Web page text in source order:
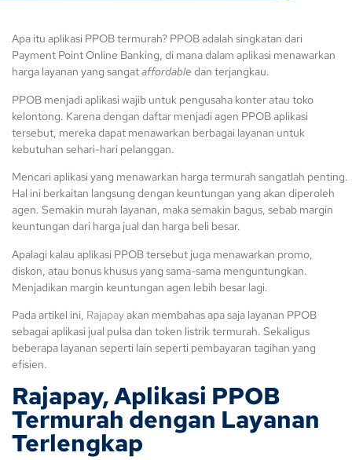
Apa itu aplikasi PPOB termurah? PPOB adalah singkatan dari
Payment Point Online Banking, di mana dalam aplikasi menawarkan
harga layanan yang sangataffordable dan terjangkau.
PPOB menjadi aplikasi wajib untuk pengusaha konter atau toko
kelontong. Karena dengan daftar menjadi agen PPOB aplikasi
tersebut, mereka dapat menawarkan berbagai layanan untuk
kebutuhan sehari-hari pelanggan.
Mencari aplikasi yang menawarkan harga termurah sangatlah penting.
Hal ini berkaitan langsung dengan keuntungan yang akan diperoleh
agen. Semakin murah layanan, maka semakin bagus, sebab margin
keuntungan dari harga jual dan harga beli besar.
Apalagi kalau aplikasi PPOB tersebut juga menawarkan promo,
diskon, atau bonus khusus yang sama-sama menguntungkan.
Menjadikan margin keuntungan agen lebih besar lagi.
Pada artikel ini, Rajapayakan membahas apa saja layanan PPOB
sebagai aplikasi jual pulsa dan token listrik termurah. Sekaligus
beberapa layanan seperti lain seperti pembayaran tagihan yang
efisien.
Rajapay, Aplikasi PPOB
Termurah dengan Layanan
Terlengkap